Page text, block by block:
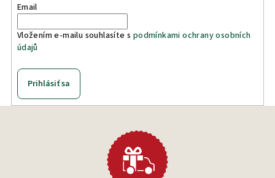
Email
Vložením e-mailu souhlasíte s podmínkami ochrany osobních
údajů
Prihlásiť sa